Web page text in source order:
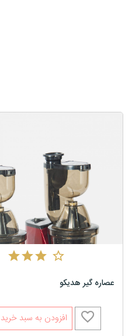
عصاره گیر هدیکو
افزودن به سبد خرید